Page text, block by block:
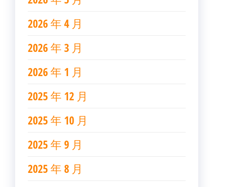
2026 年 4 月
2026 年 3 月
2026 年 1 月
2025 年 12 月
2025 年 10 月
2025 年 9 月
2025 年 8 月